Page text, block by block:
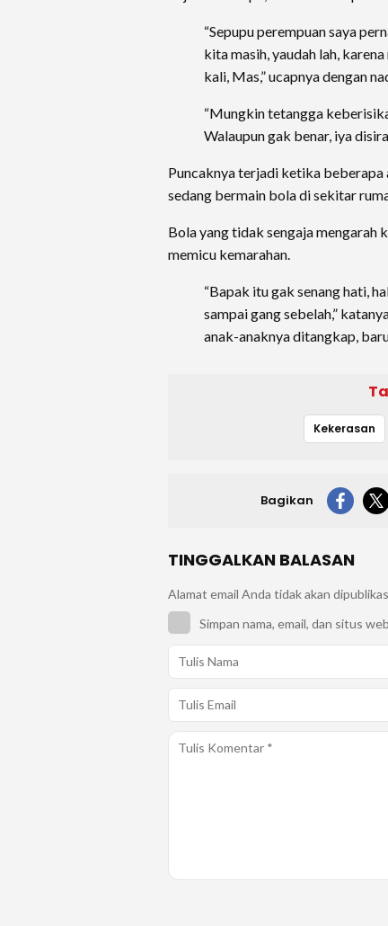
“Sepupu perempuan saya
kita masih, yaudah lah,
kali, Mas,” ucapnya dengan
“Mungkin tetangga
Walaupun gak benar, iya
Puncaknya terjadi ketika
sedang bermain bola di sekitar
Bola yang tidak sengaja mengarah
memicu kemarahan.
“Bapak itu gak senang hati,
sampai gang sebelah,”
anak-anaknya ditangkap,
Kekerasan
Bagikan
TINGGALKAN BALASAN
Alamat email Anda tidak akan
Simpan nama, email, dan situs